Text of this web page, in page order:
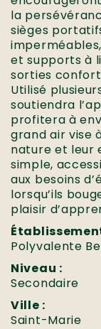
la
sièges
et supports à
sorties
Utilisé
soutiendra
profitera à
grand air vise
nature et leur
simple,
aux besoins
lorsqu’ils
plaisir
Polyvalente
Niveau :
Secondaire
Ville :
Saint-Marie